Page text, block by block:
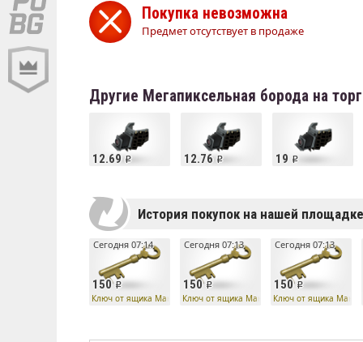
Покупка невозможна
Предмет отсутствует в продаже
Другие Мегапиксельная борода на
12.69 12.76 19
История покупок на нашей площадке
150
Сегодня 07:14
Ключ от ящика Манн Ко
150
Сегодня 07:13
Ключ от ящика Манн Ко
150
Сегодня 07:13
Ключ от ящика Манн